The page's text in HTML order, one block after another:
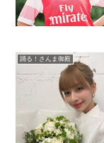
踊る！さんま御殿